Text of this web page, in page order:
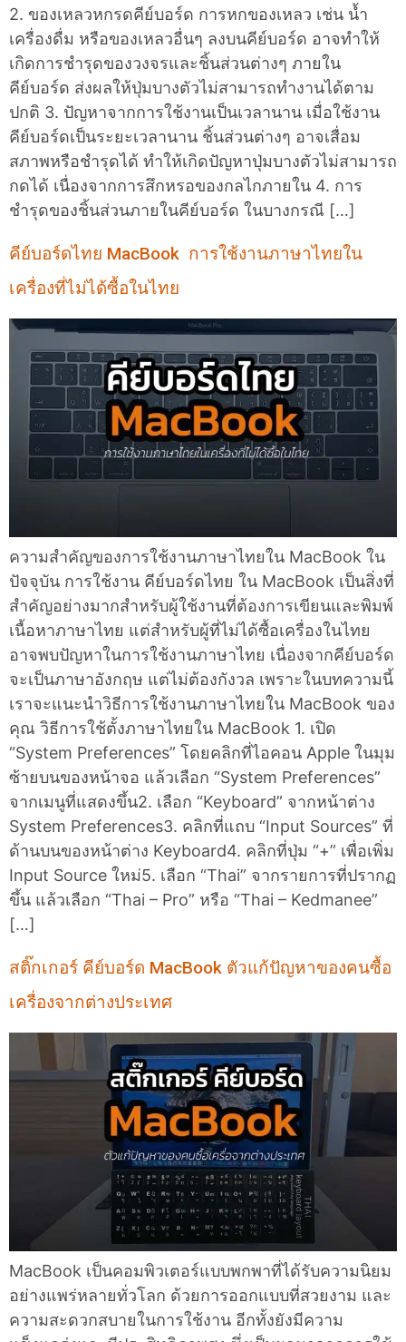
2. ของเหลวหกรดคีย์บอร์ด การหกของเหลว เช่น น้ำ
เครื่องดื่ม หรือของเหลวอื่นๆ ลงบนคีย์บอร์ด อาจทำให้
เกิดการชำรุดของวงจรและชิ้นส่วนต่างๆ ภายใน
คีย์บอร์ด ส่งผลให้ปุ่มบางตัวไม่สามารถทำงานได้ตาม
ปกติ 3. ปัญหาจากการใช้งานเป็นเวลานาน เมื่อใช้งาน
คีย์บอร์ดเป็นระยะเวลานาน ชิ้นส่วนต่างๆ อาจเสื่อม
สภาพหรือชำรุดได้ ทำให้เกิดปัญหาปุ่มบางตัวไม่สามารถ
กดได้ เนื่องจากการสึกหรอของกลไกภายใน 4. การ
ชำรุดของชิ้นส่วนภายในคีย์บอร์ด ในบางกรณี […]
คีย์บอร์ดไทย MacBook การใช้งานภาษาไทยใน
เครื่องที่ไม่ได้ซื้อในไทย
ความสำคัญของการใช้งานภาษาไทยใน MacBook ใน
ปัจจุบัน การใช้งาน คีย์บอร์ดไทย ใน MacBook เป็นสิ่งที่
สำคัญอย่างมากสำหรับผู้ใช้งานที่ต้องการเขียนและพิมพ์
เนื้อหาภาษาไทย แต่สำหรับผู้ที่ไม่ได้ซื้อเครื่องในไทย
อาจพบปัญหาในการใช้งานภาษาไทย เนื่องจากคีย์บอร์ด
จะเป็นภาษาอังกฤษ แต่ไม่ต้องกังวล เพราะในบทความนี้
เราจะแนะนำวิธีการใช้งานภาษาไทยใน MacBook ของ
คุณ วิธีการใช้ตั้งภาษาไทยใน MacBook 1. เปิด
“System Preferences” โดยคลิกที่ไอคอน Apple ในมุม
ซ้ายบนของหน้าจอ แล้วเลือก “System Preferences”
จากเมนูที่แสดงขึ้น2. เลือก “Keyboard” จากหน้าต่าง
System Preferences3. คลิกที่แถบ “Input Sources” ที่
ด้านบนของหน้าต่าง Keyboard4. คลิกที่ปุ่ม “+” เพื่อเพิ่ม
Input Source ใหม่5. เลือก “Thai” จากรายการที่ปรากฏ
ขึ้น แล้วเลือก “Thai – Pro” หรือ “Thai – Kedmanee”
[…]
สติ๊กเกอร์ คีย์บอร์ด MacBook ตัวแก้ปัญหาของคนซื้อ
เครื่องจากต่างประเทศ
MacBook เป็นคอมพิวเตอร์แบบพกพาที่ได้รับความนิยม
อย่างแพร่หลายทั่วโลก ด้วยการออกแบบที่สวยงาม และ
ความสะดวกสบายในการใช้งาน อีกทั้งยังมีความ